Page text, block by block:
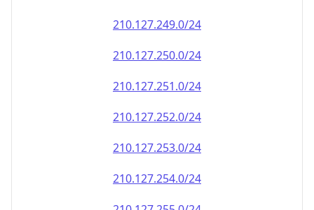
210.127.249.0/24
210.127.250.0/24
210.127.251.0/24
210.127.252.0/24
210.127.253.0/24
210.127.254.0/24
210.127.255.0/24